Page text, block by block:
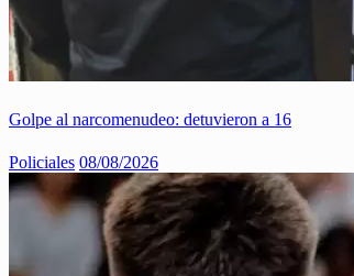
Golpe al narcomenudeo: detuvieron a 16
Policiales 08/08/2026